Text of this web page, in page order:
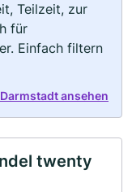
Teilzeit, zur
für
Einfach filtern
ansehen
twenty